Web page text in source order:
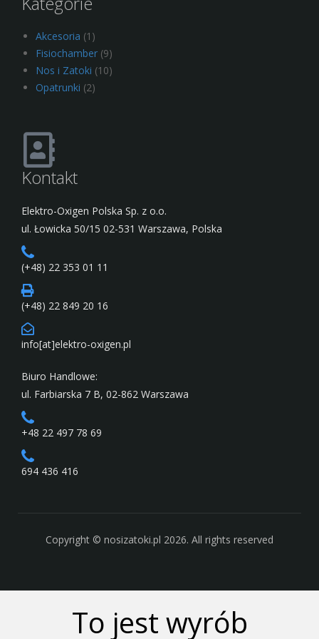
Akcesoria (1)
Fisiochamber (9)
Nos i Zatoki (10)
Opatrunki (2)
Kontakt
Elektro-Oxigen Polska Sp. z o.o.
ul. Łowicka 50/15 02-531 Warszawa, Polska
(+48) 22 353 01 11
(+48) 22 849 20 16
info[at]elektro-oxigen.pl
Biuro Handlowe:
ul. Farbiarska 7 B, 02-862 Warszawa
+48 22 497 78 69
694 436 416
Copyright © nosizatoki.pl 2026. All rights reserved
To jest wyrób